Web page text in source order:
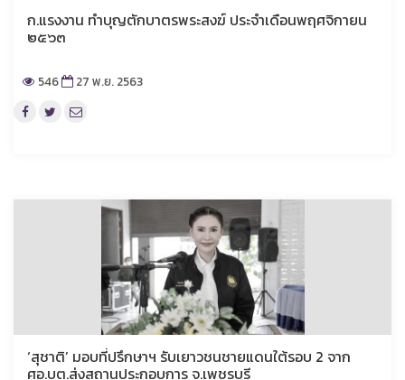
ก.แรงงาน ทำบุญตักบาตรพระสงฆ์ ประจำเดือนพฤศจิกายน
๒๕๖๓
546 27 พ.ย. 2563
‘สุชาติ’ มอบที่ปรึกษาฯ รับเยาวชนชายแดนใต้รอบ 2 จาก
ศอ.บต.ส่งสถานประกอบการ จ.เพชรบุรี